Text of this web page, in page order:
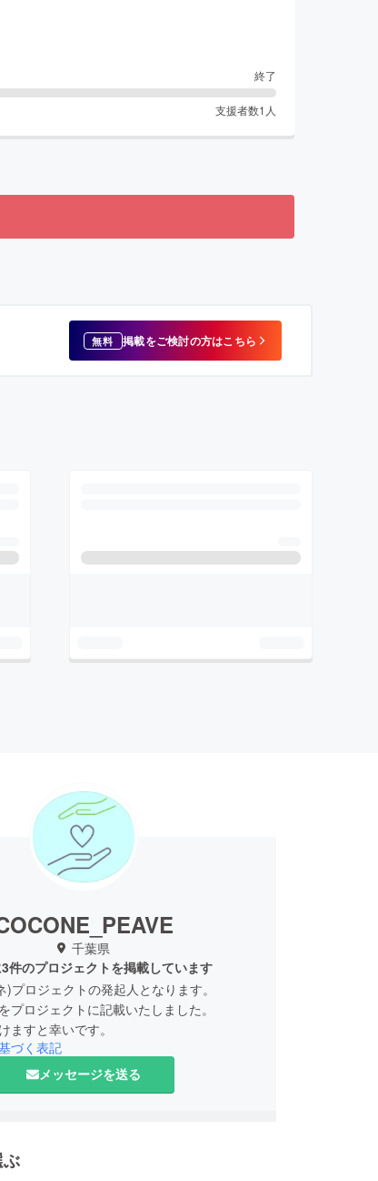
終了
支援者数1 人
無料 掲載をご検討の方はこちら
千葉県
件のプロジェクトを掲載しています
プロジェクトの発起人となります。
プロジェクトに記載いたしました。
ますと幸いです。
づく表記
メッセージを送る